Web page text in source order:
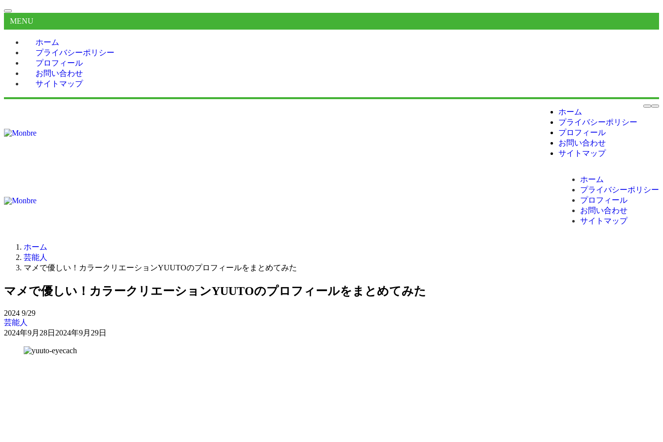
MENU
ホーム
プライバシーポリシー
プロフィール
お問い合わせ
サイトマップ
ホーム
プライバシーポリシー
プロフィール
お問い合わせ
サイトマップ
ホーム
プライバシーポリシー
プロフィール
お問い合わせ
サイトマップ
ホーム
芸能人
マメで優しい！カラークリエーションYUUTOのプロフィールをまとめてみた
マメで優しい！カラークリエーションYUUTOのプロフィールをまとめてみた
2024 9/29
芸能人
2024年9月28日 2024年9月29日